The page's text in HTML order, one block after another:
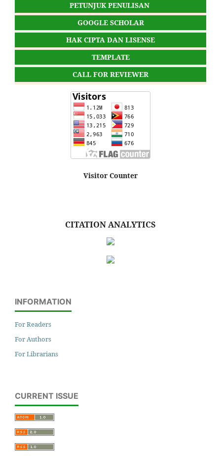
PETUNJUK PENULISAN
GOOGLE SCHOLAR
HAK CIPTA DAN LISENSE
TEMPLATE
CALL FOR REVIEWER
Visitor Counter
CITATION ANALYTICS
INFORMATION
For Readers
For Authors
For Librarians
CURRENT ISSUE